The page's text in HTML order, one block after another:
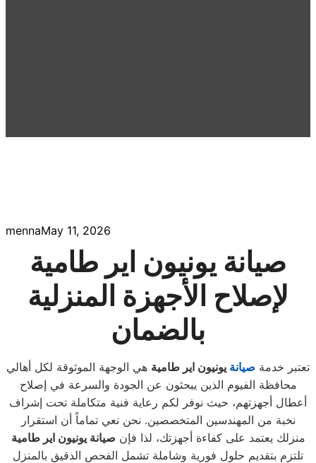
mennaMay 11, 2026
صيانة يونيون اير طامية
لإصلاح الأجهزة المنزلية
بالضمان
تعتبر خدمة صيانة يونيون اير طامية هي الوجهة الموثوقة لكل أهالي
محافظة الفيوم الذين يبحثون عن الجودة والسرعة في إصلاح
أعطال أجهزتهم، حيث نوفر لكم رعاية فنية متكاملة تحت إشراف
نخبة من المهندسين المتخصصين. نحن نعي تماماً أن استقرار
منزلك يعتمد على كفاءة أجهزتك، لذا فإن صيانة يونيون اير طامية
تلتزم بتقديم حلول فورية وشاملة تشمل الفحص الدقيق بالمنزل